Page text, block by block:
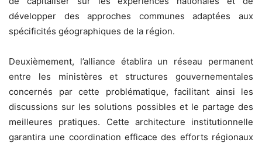
développer des approches communes adaptées aux
spécificités géographiques de la région.
Deuxièmement, l’alliance établira un réseau permanent
entre les ministères et structures gouvernementales
concernés par cette problématique, facilitant ainsi les
discussions sur les solutions possibles et le partage des
meilleures pratiques. Cette architecture institutionnelle
garantira une coordination efficace des efforts régionaux